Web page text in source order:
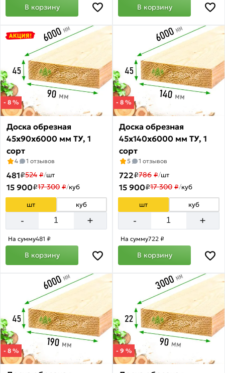
В корзину В корзину
- 8 %
Доска обрезная
45х90х6000 мм ТУ, 1
сорт
4 1 отзывов
481₽524 ₽/шт
15 900₽17 300 ₽/куб
шт куб
- +
На сумму481 ₽
В корзину
- 8 %
Доска обрезная
45х140х6000 мм ТУ, 1
сорт
5 1 отзывов
722₽786 ₽/шт
15 900₽17 300 ₽/куб
шт куб
- +
На сумму722 ₽
В корзину
- 8 % - 9 %